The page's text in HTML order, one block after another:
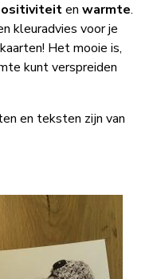
en warmte.
kleuradvies voor je
Het mooie is,
kunt verspreiden
en teksten zijn van